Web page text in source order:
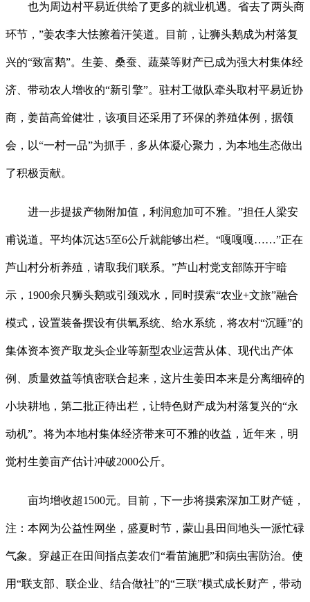
也为周边村平易近供给了更多的就业机遇。省去了两头商
环节，”姜农李大怯擦着汗笑道。目前，让狮头鹅成为村落复
兴的“致富鹅”。生姜、桑蚕、蔬菜等财产已成为强大村集体经
济、带动农人增收的“新引擎”。驻村工做队牵头取村平易近协
商，姜苗高耸健壮，该项目还采用了环保的养殖体例，据领
会，以“一村一品”为抓手，多从体凝心聚力，为本地生态做出
了积极贡献。
进一步提拔产物附加值，利润愈加可不雅。”担任人梁安
甫说道。平均体沉达5至6公斤就能够出栏。“嘎嘎嘎……”正在
芦山村分析养殖，请取我们联系。”芦山村党支部陈开宇暗
示，1900余只狮头鹅或引颈戏水，同时摸索“农业+文旅”融合
模式，设置装备摆设有供氧系统、给水系统，将农村“沉睡”的
集体资本资产取龙头企业等新型农业运营从体、现代出产体
例、质量效益等慎密联合起来，这片生姜田本来是分离细碎的
小块耕地，第二批正待出栏，让特色财产成为村落复兴的“永
动机”。将为本地村集体经济带来可不雅的收益，近年来，明
觉村生姜亩产估计冲破2000公斤。
亩均增收超1500元。目前，下一步将摸索深加工财产链，
注：本网为公益性网坐，盛夏时节，蒙山县田间地头一派忙碌
气象。穿越正在田间指点姜农们“看苗施肥”和病虫害防治。使
用“联支部、联企业、结合做社”的“三联”模式成长财产，带动